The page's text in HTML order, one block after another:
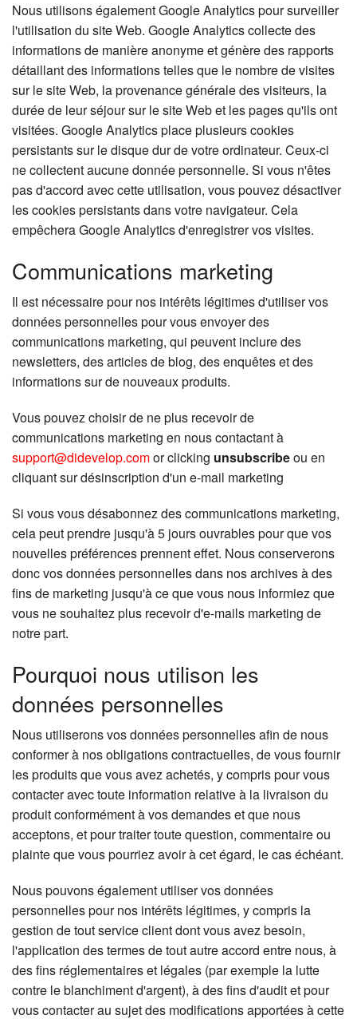
Nous utilisons également Google Analytics pour surveiller
l'utilisation du site Web. Google Analytics collecte des
informations de manière anonyme et génère des rapports
détaillant des informations telles que le nombre de visites
sur le site Web, la provenance générale des visiteurs, la
durée de leur séjour sur le site Web et les pages qu'ils ont
visitées. Google Analytics place plusieurs cookies
persistants sur le disque dur de votre ordinateur. Ceux-ci
ne collectent aucune donnée personnelle. Si vous n'êtes
pas d'accord avec cette utilisation, vous pouvez désactiver
les cookies persistants dans votre navigateur. Cela
empêchera Google Analytics d'enregistrer vos visites.
Communications marketing
Il est nécessaire pour nos intérêts légitimes d'utiliser vos
données personnelles pour vous envoyer des
communications marketing, qui peuvent inclure des
newsletters, des articles de blog, des enquêtes et des
informations sur de nouveaux produits.
Vous pouvez choisir de ne plus recevoir de
communications marketing en nous contactant à
support@didevelop.comor clicking unsubscribeou en
cliquant sur désinscription d'un e-mail marketing
Si vous vous désabonnez des communications marketing,
cela peut prendre jusqu'à 5 jours ouvrables pour que vos
nouvelles préférences prennent effet. Nous conserverons
donc vos données personnelles dans nos archives à des
fins de marketing jusqu'à ce que vous nous informiez que
vous ne souhaitez plus recevoir d'e-mails marketing de
notre part.
Pourquoi nous utilison les
données personnelles
Nous utiliserons vos données personnelles afin de nous
conformer à nos obligations contractuelles, de vous fournir
les produits que vous avez achetés, y compris pour vous
contacter avec toute information relative à la livraison du
produit conformément à vos demandes et que nous
acceptons, et pour traiter toute question, commentaire ou
plainte que vous pourriez avoir à cet égard, le cas échéant.
Nous pouvons également utiliser vos données
personnelles pour nos intérêts légitimes, y compris la
gestion de tout service client dont vous avez besoin,
l'application des termes de tout autre accord entre nous, à
des fins réglementaires et légales (par exemple la lutte
contre le blanchiment d'argent), à des fins d'audit et pour
vous contacter au sujet des modifications apportées à cette